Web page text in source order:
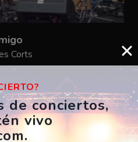
Corts
de conciertos,
vivo